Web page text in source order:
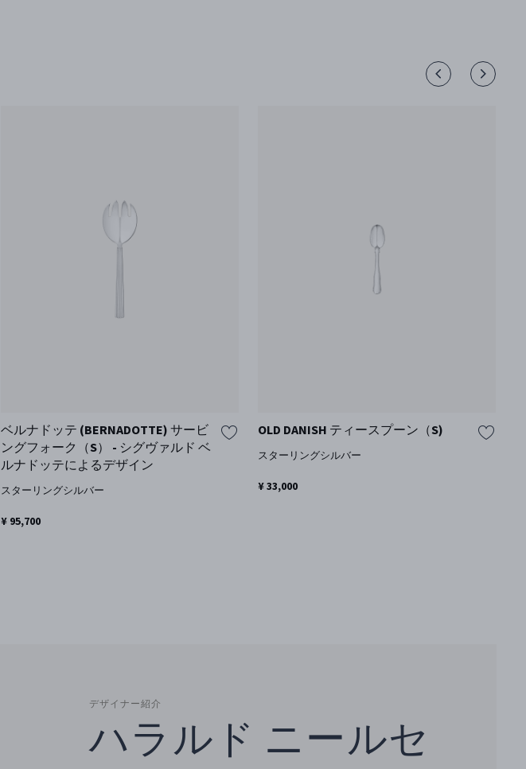
ベルナドッテ (BERNADOTTE) サービ
ングフォーク（S） - シグヴァルド ベ
ルナドッテによるデザイン
スターリングシルバー
¥ 95,700
OLD DANISH ティースプーン（S)
スターリングシルバー
¥ 33,000
デザイナー紹介
ハラルド ニールセ